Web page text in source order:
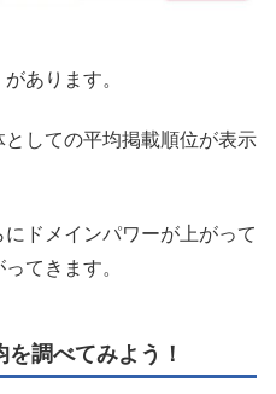
があります。
しての平均掲載順位が表示
ドメインパワーが上がって
てきます。
調べてみよう！